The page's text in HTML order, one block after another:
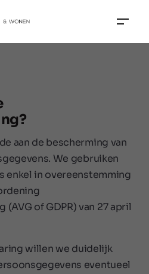
aan de bescherming van
We gebruiken
enkel in overeenstemming
of GDPR) van 27 april
willen we duidelijk
eventueel